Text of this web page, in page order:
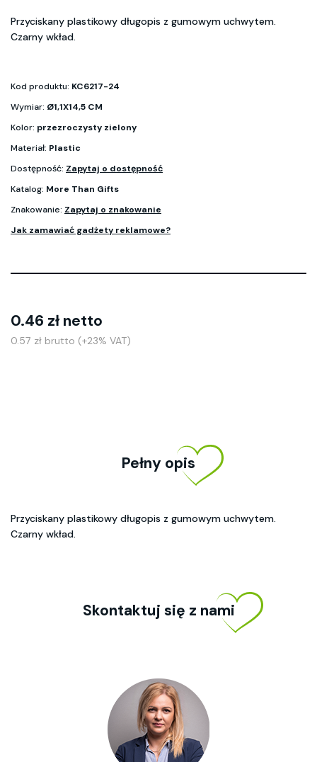
Przyciskany plastikowy długopis z gumowym uchwytem.
Czarny wkład.
Kod produktu: KC6217-24
Wymiar: Ø1,1X14,5 CM
Kolor: przezroczysty zielony
Materiał: Plastic
Dostępność: Zapytaj o dostępność
Katalog: More Than Gifts
Znakowanie: Zapytaj o znakowanie
Jak zamawiać gadżety reklamowe?
0.46 zł netto
0.57 zł brutto (+23% VAT)
Pełny opis
Przyciskany plastikowy długopis z gumowym uchwytem.
Czarny wkład.
Skontaktuj się z nami